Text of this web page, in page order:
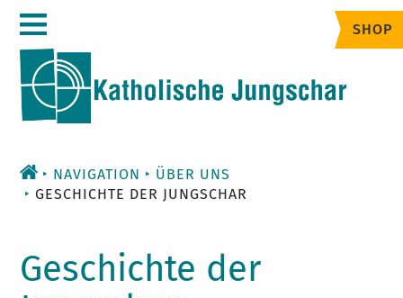
Zum
Inhalt
SHOP
NAVIGATION
ÜBER UNS
GESCHICHTE DER JUNGSCHAR
Geschichte der